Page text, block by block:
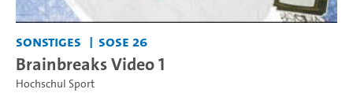
Sonstiges SoSe 26
Brainbreaks Video 1
Hochschul Sport